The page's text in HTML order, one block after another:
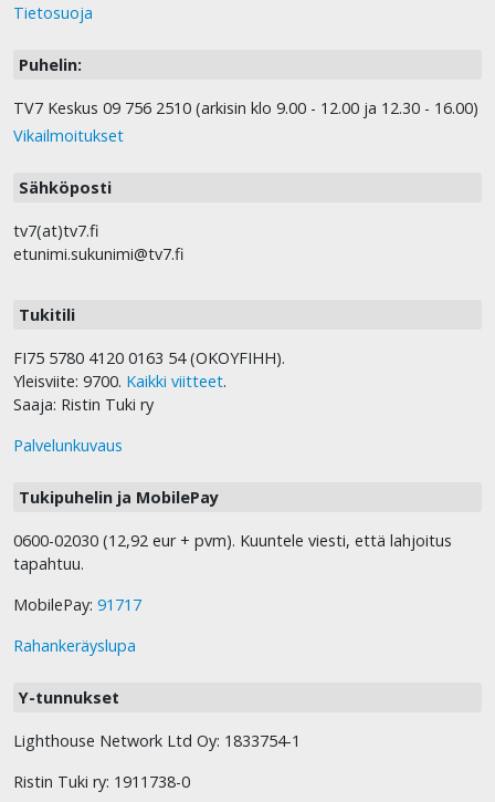
Tietosuoja
Puhelin:
TV7 Keskus 09 756 2510 (arkisin klo 9.00 - 12.00 ja 12.30 - 16.00)
Vikailmoitukset
Sähköposti
tv7(at)tv7.fi
etunimi.sukunimi@tv7.fi
Tukitili
FI75 5780 4120 0163 54 (OKOYFIHH).
Yleisviite: 9700. Kaikki viitteet.
Saaja: Ristin Tuki ry
Palvelunkuvaus
Tukipuhelin ja MobilePay
0600-02030 (12,92 eur + pvm). Kuuntele viesti, että lahjoitus
tapahtuu.
MobilePay: 91717
Rahankeräyslupa
Y-tunnukset
Lighthouse Network Ltd Oy: 1833754-1
Ristin Tuki ry: 1911738-0